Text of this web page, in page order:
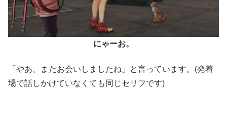
にゃーお。
「やあ、またお会いしましたね」と言っています。(発着
場で話しかけていなくても同じセリフです)